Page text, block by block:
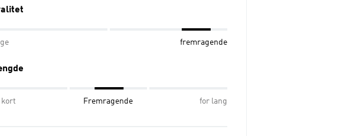
fremragende
kort Fremragende for lang